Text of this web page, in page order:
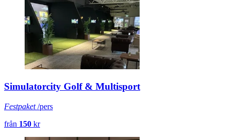
Simulatorcity Golf & Multisport
Festpaket/pers
från 150 kr